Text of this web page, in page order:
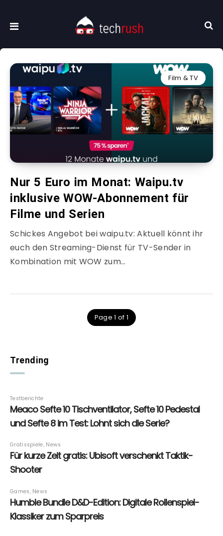
Film & TV
Nur 5 Euro im Monat: Waipu.tv
inklusive WOW-Abonnement für
Filme und Serien
Schickes Angebot bei waipu.tv: Aktuell könnt ihr
euch den Streaming-Dienst für TV-Sender in
Kombination mit WOW zum…
Page 1 of 1
Trending